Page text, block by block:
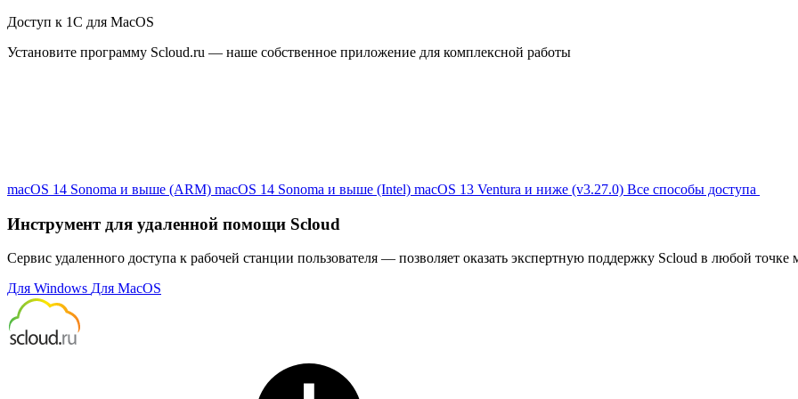
Доступ к 1С для MacOS
Установите программу Scloud.ru — наше собственное приложение для комплексной работы
macOS 14 Sonoma и выше (ARM) macOS 14 Sonoma и выше (Intel) macOS 13 Ventura и ниже (v3.27.0) Все способы доступа
Инструмент для удаленной помощи Scloud
Сервис удаленного доступа к рабочей станции пользователя — позволяет оказать экспертную поддержку Scloud в любой точке
Для Windows Для MacOS